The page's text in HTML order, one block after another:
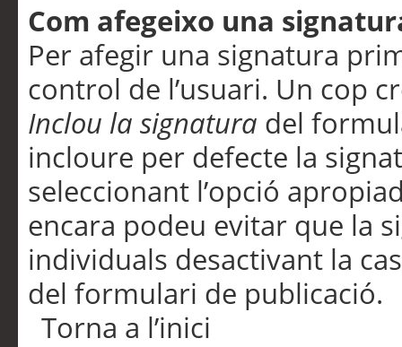
Com afegeixo una
Per afegir una signatura
control de l’usuari. Un cop
Inclou la signatura del
incloure per defecte la
seleccionant l’opció
encara podeu evitar que la
individuals desactivant la
del formulari de publicació.
Torna a l’inici